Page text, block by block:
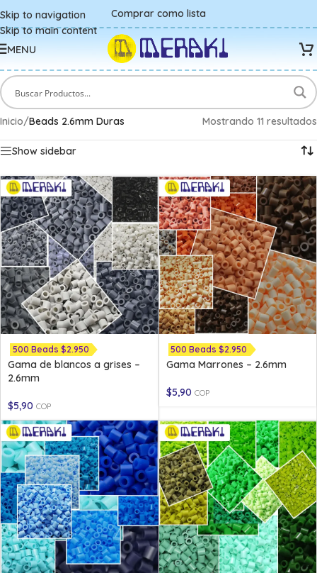
Skip to navigation
Skip to main content
Comprar como lista
MENU
Inicio/Beads 2.6mm Duras Mostrando 11 resultados
Show sidebar
500 Beads $2.950
Gama de blancos a grises –
2.6mm
$5,90 COP
500 Beads $2.950
Gama Marrones – 2.6mm
$5,90 COP